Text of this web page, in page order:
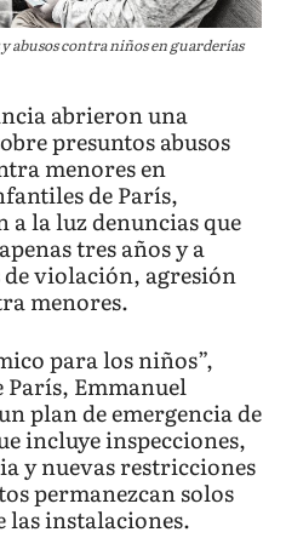
abusos contra niños en guarderías
abrieron una
presuntos abusos
menores en
de París,
a la luz denuncias que
tres años y a
violación, agresión
menores.
para los niños”,
París, Emmanuel
plan de emergencia de
incluye inspecciones,
y nuevas restricciones
permanezcan solos
las instalaciones.